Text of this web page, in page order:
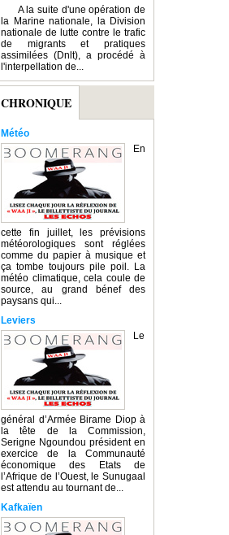
A la suite d'une opération de
la Marine nationale, la Division
nationale de lutte contre le trafic
de migrants et pratiques
assimilées (Dnlt), a procédé à
l'interpellation de...
CHRONIQUE
Météo
En
cette fin juillet, les prévisions
météorologiques sont réglées
comme du papier à musique et
ça tombe toujours pile poil. La
météo climatique, cela coule de
source, au grand bénef des
paysans qui...
Leviers
Le
général d’Armée Birame Diop à
la tête de la Commission,
Serigne Ngoundou président en
exercice de la Communauté
économique des Etats de
l’Afrique de l’Ouest, le Sunugaal
est attendu au tournant de...
Kafkaïen